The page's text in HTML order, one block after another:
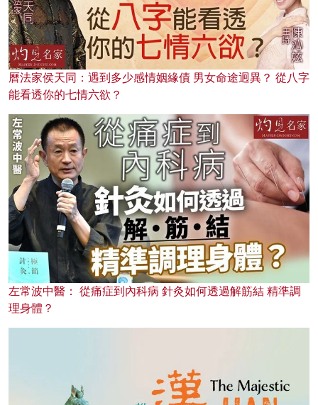
曆法家侯天同：遇到多少感情姻緣債 男女命途迥異？ 從八字
能看透你的七情六欲？
左常波中醫： 從痛症到內科病 針灸如何透過解筋結 精準調
理身體？